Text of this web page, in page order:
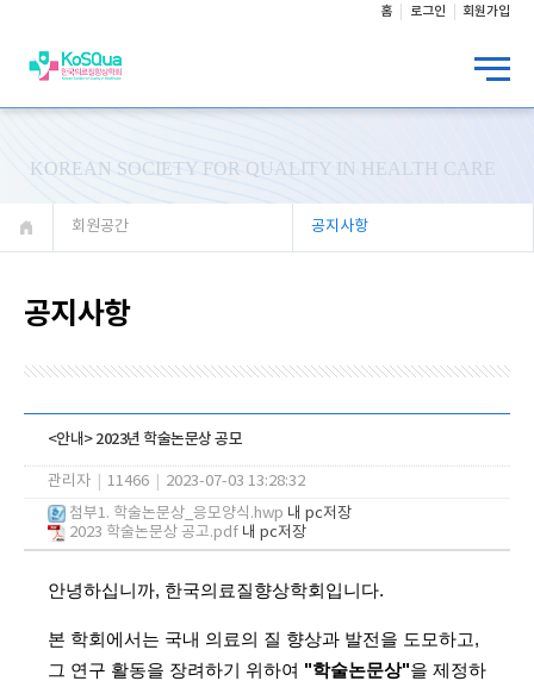
홈 로그인 회원가입
KOREAN SOCIETY FOR QUALITY IN HEALTH CARE
회원공간 공지사항
공지사항
<안내> 2023년 학술논문상 공모
관리자 11466
2023-07-03 13:28:32
첨부1. 학술논문상_응모양식.hwp 내 pc저장
2023 학술논문상 공고.pdf 내 pc저장
안녕하십니까, 한국의료질향상학회입니다.
본 학회에서는 국내 의료의 질 향상과 발전을 도모하고,
그 연구 활동을 장려하기 위하여 "학술논문상"을 제정하